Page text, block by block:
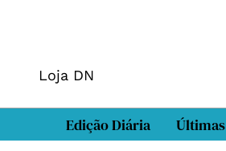
Loja DN
Edição Diária Últimas